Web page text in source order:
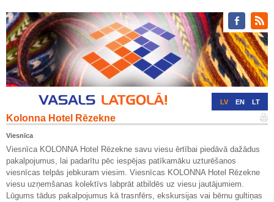
LV EN LT
Kolonna Hotel Rēzekne
Viesnīca
Viesnīca KOLONNA Hotel Rēzekne savu viesu ērtībai piedāvā dažādus
pakalpojumus, lai padarītu pēc iespējas patīkamāku uzturēšanos
viesnīcas telpās jebkuram viesim. Viesnīcas KOLONNA Hotel Rēzekne
viesu uzņemšanas kolektīvs labprāt atbildēs uz viesu jautājumiem.
Lūgums tādus pakalpojumus kā trasnfērs, ekskursijas vai bērnu gultiņas